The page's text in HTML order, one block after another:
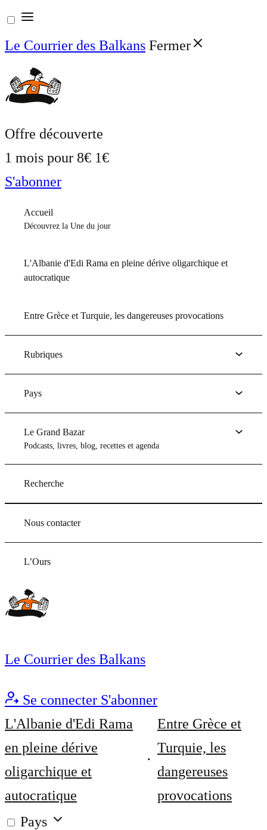
Aller
au
contenu
Le Courrier des Balkans Fermer
Offre découverte
1 mois pour 8€ 1€
S'abonner
Accueil
Découvrez la Une du jour
L'Albanie d'Edi Rama en pleine dérive oligarchique et
autocratique
Entre Grèce et Turquie, les dangereuses provocations
Rubriques
Pays
Le Grand Bazar
Podcasts, livres, blog, recettes et agenda
Recherche
Nous contacter
L’Ours
Le Courrier des Balkans
Se connecter S'abonner
L'Albanie d'Edi Rama
en pleine dérive
oligarchique et
autocratique
Entre Grèce et
Turquie, les
dangereuses
provocations
Pays